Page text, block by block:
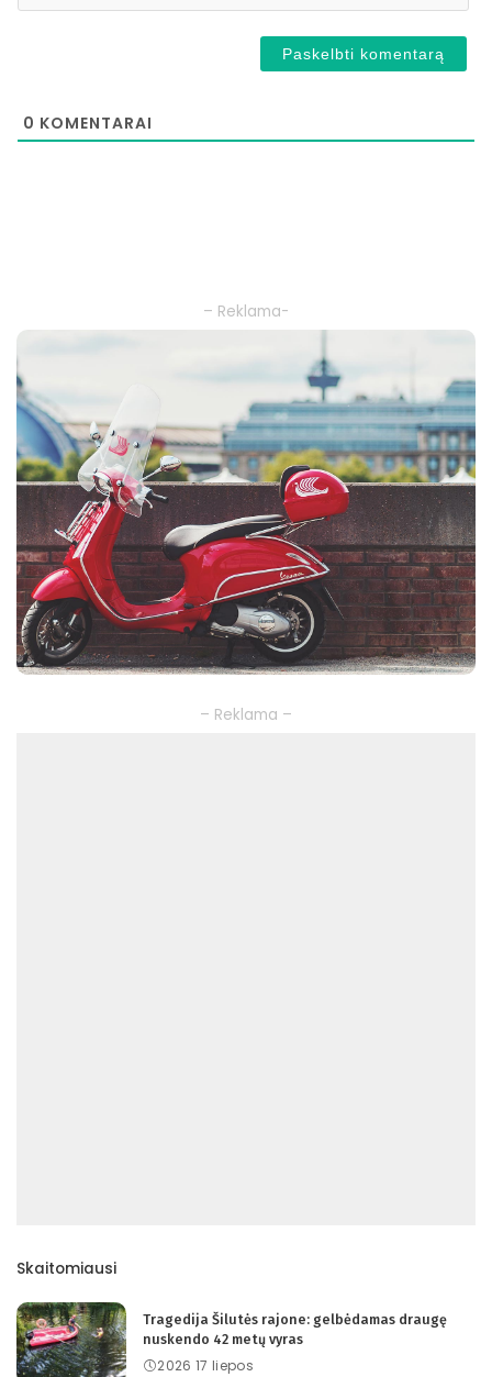
0 KOMENTARAI
– Reklama-
– Reklama –
Skaitomiausi
Tragedija Šilutės rajone: gelbėdamas draugę
nuskendo 42 metų vyras
2026 17 liepos